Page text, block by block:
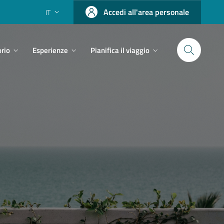
IT Accedi all'area personale
Esperienze Pianifica il viaggio